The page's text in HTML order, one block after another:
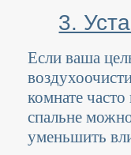
3.
Если ваша
комнате
спальне
уменьшить